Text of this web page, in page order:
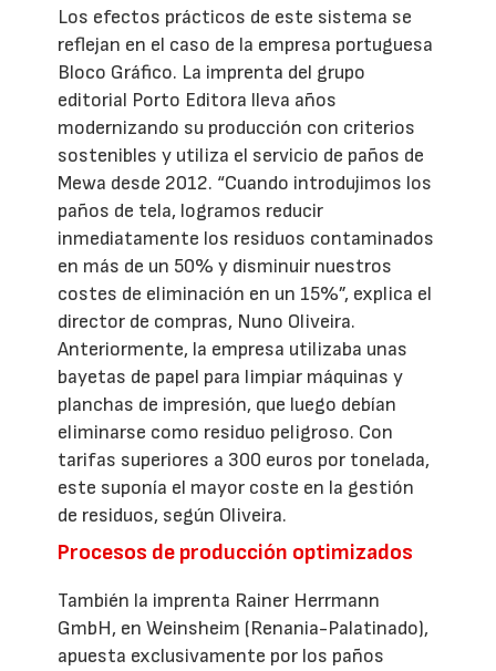
Los efectos prácticos de este sistema se
reflejan en el caso de la empresa portuguesa
Bloco Gráfico. La imprenta del grupo
editorial Porto Editora lleva años
modernizando su producción con criterios
sostenibles y utiliza el servicio de paños de
Mewa desde 2012. “Cuando introdujimos los
paños de tela, logramos reducir
inmediatamente los residuos contaminados
en más de un 50% y disminuir nuestros
costes de eliminación en un 15%”, explica el
director de compras, Nuno Oliveira.
Anteriormente, la empresa utilizaba unas
bayetas de papel para limpiar máquinas y
planchas de impresión, que luego debían
eliminarse como residuo peligroso. Con
tarifas superiores a 300 euros por tonelada,
este suponía el mayor coste en la gestión
de residuos, según Oliveira.
Procesos de producción optimizados
También la imprenta Rainer Herrmann
GmbH, en Weinsheim (Renania-Palatinado),
apuesta exclusivamente por los paños